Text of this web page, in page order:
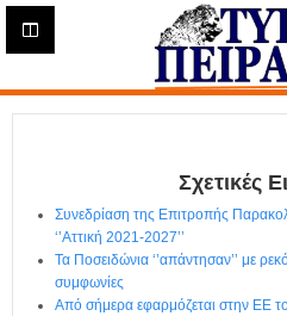
Η
ε
ρ
Σχετικές
Συνεδρίαση της Επιτροπής
‘’Αττική 2021-2027’’
Τα Ποσειδώνια ‘’απάντησαν’’ με
συμφωνίες
Από σήμερα εφαρμόζεται στην ΕΕ